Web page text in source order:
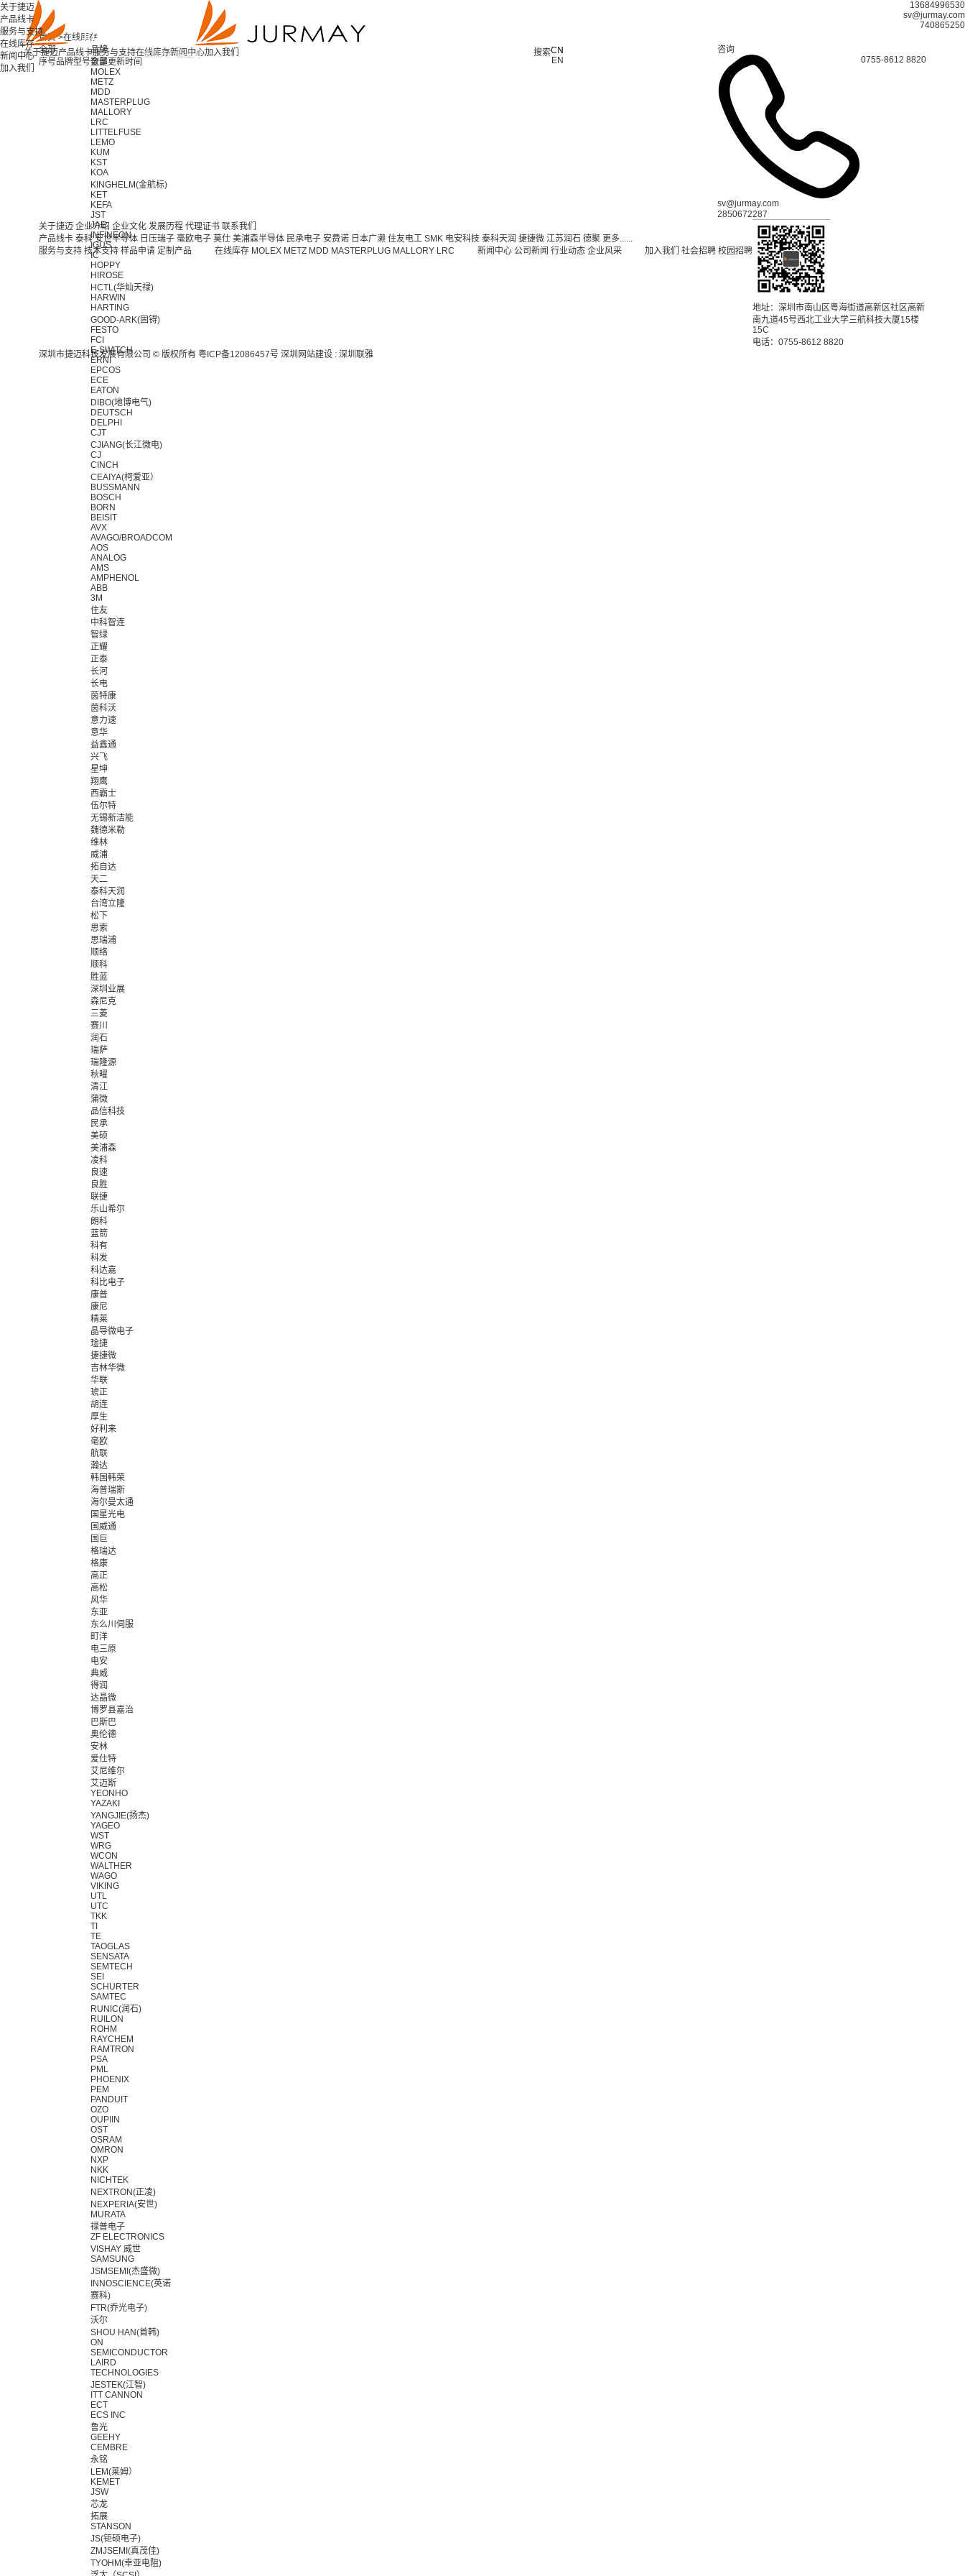
关于捷迈产品线卡服务与支持在线库存新闻中心加入我们 CN
CN
EN
搜索
关于捷迈
产品线卡
服务与支持
在线库存
新闻中心
加入我们
13684996530
sv@jurmay.com
740865250
首页 >在线库存
咨询
0755-8612 8820
sv@jurmay.com
2850672287
全部
品牌
全部
MOLEX
METZ
MDD
MASTERPLUG
MALLORY
LRC
LITTELFUSE
LEMO
KUM
KST
KOA
KINGHELM(金航标)
KET
KEFA
JST
JAE
INFINEON
IGUS
IC
HOPPY
HIROSE
HCTL(华灿天禄)
HARWIN
HARTING
GOOD-ARK(固锝)
FESTO
FCI
E-SWITCH
ERNI
EPCOS
ECE
EATON
DIBO(地博电气)
DEUTSCH
DELPHI
CJT
CJIANG(长江微电)
CJ
CINCH
CEAIYA(柯爱亚）
BUSSMANN
BOSCH
BORN
BEISIT
AVX
AVAGO/BROADCOM
AOS
ANALOG
AMS
AMPHENOL
ABB
3M
住友
中科智连
智绿
正耀
正泰
长河
长电
茵特康
茵科沃
意力速
意华
益鑫通
兴飞
星坤
翔鹰
西霸士
伍尔特
无锡新洁能
魏德米勒
维林
威浦
拓自达
天二
泰科天润
台湾立隆
松下
思索
思瑞浦
顺络
顺科
胜蓝
深圳业展
森尼克
三菱
赛川
润石
瑞萨
瑞隆源
秋曜
清江
蒲微
品信科技
民承
美硕
美浦森
凌科
良速
良胜
联捷
乐山希尔
朗科
蓝箭
科有
科发
科达嘉
科比电子
康普
康尼
精莱
晶导微电子
琻捷
捷捷微
吉林华微
华联
琥正
胡连
厚生
好利来
毫欧
航联
瀚达
韩国韩荣
海普瑞斯
海尔曼太通
国星光电
国威通
国巨
格瑞达
格康
高正
高松
风华
东亚
东么川伺服
町洋
电三原
电安
典威
得润
达晶微
博罗县嘉治
巴斯巴
奥伦德
安林
爱仕特
艾尼维尔
艾迈斯
YEONHO
YAZAKI
YANGJIE(扬杰)
YAGEO
WST
WRG
WCON
WALTHER
WAGO
VIKING
UTL
UTC
TKK
TI
TE
TAOGLAS
SENSATA
SEMTECH
SEI
SCHURTER
SAMTEC
RUNIC(润石)
RUILON
ROHM
RAYCHEM
RAMTRON
PSA
PML
PHOENIX
PEM
PANDUIT
OZO
OUPIIN
OST
OSRAM
OMRON
NXP
NKK
NICHTEK
NEXTRON(正凌)
NEXPERIA(安世)
MURATA
禄普电子
ZF ELECTRONICS
VISHAY 威世
SAMSUNG
JSMSEMI(杰盛微)
INNOSCIENCE(英诺
赛科)
FTR(乔光电子)
沃尔
SHOU HAN(首韩)
ON
SEMICONDUCTOR
LAIRD
TECHNOLOGIES
JESTEK(江智)
ITT CANNON
ECT
ECS INC
鲁光
GEEHY
CEMBRE
永铭
LEM(莱姆）
KEMET
JSW
芯龙
拓展
STANSON
JS(钜硕电子)
ZMJSEMI(真茂佳)
TYOHM(幸亚电阻)
序号品牌型号数量更新时间
关于捷迈 企业介绍 企业文化 发展历程 代理证书 联系我们
产品线卡 泰科 安世半导体 日压瑞子 毫欧电子 莫仕 美浦森半导体 民承电子 安费诺 日本广濑 住友电工 SMK 电安科技 泰科天润 捷捷微 江苏润石 德聚 更多......
服务与支持 技术支持 样品申请 定制产品 在线库存 MOLEX METZ MDD MASTERPLUG MALLORY LRC 新闻中心 公司新闻 行业动态 企业风采 加入我们 社会招聘 校园招聘
地址：深圳市南山区粤海街道高新区社区高新
南九道45号西北工业大学三航科技大厦15楼
15C
电话：0755-8612 8820
深圳市捷迈科技发展有限公司 © 版权所有 粤ICP备12086457号 深圳网站建设: 深圳联雅